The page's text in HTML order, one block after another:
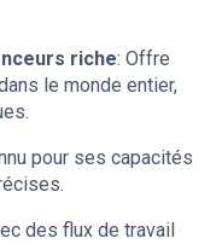
riche: Offre
le monde entier,
pour ses capacités
des flux de travail